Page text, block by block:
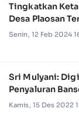
Tingkatkan
Desa Plaosan
Senin, 12 Feb 2024
Sri Mulyani:
Penyaluran
Kamis, 15 Des 2022